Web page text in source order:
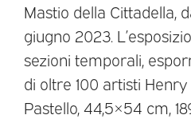
Mastio della Cittadella,
giugno 2023.
sezioni temporali,
di oltre 100 artisti
Pastello, 44,5×54 cm,